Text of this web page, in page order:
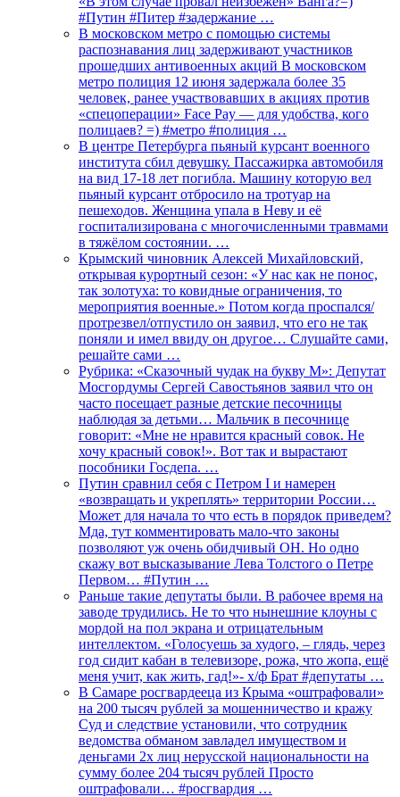
#Путин #Питер #задержание …
В московском метро с помощью системы
распознавания лиц задерживают участников
прошедших антивоенных акций В московском
метро полиция 12 июня задержала более 35
человек, ранее участвовавших в акциях против
«спецоперации» Face Pay — для удобства, кого
полицаев? =) #метро #полиция …
В центре Петербурга пьяный курсант военного
института сбил девушку. Пассажирка автомобиля
на вид 17-18 лет погибла. Машину которую вел
пьяный курсант отбросило на тротуар на
пешеходов. Женщина упала в Неву и её
госпитализирована с многочисленными травмами
в тяжёлом состоянии. …
Крымский чиновник Алексей Михайловский,
открывая курортный сезон: «У нас как не понос,
так золотуха: то ковидные ограничения, то
мероприятия военные.» Потом когда проспался/
протрезвел/отпустило он заявил, что его не так
поняли и имел ввиду он другое… Слушайте сами,
решайте сами …
Рубрика: «Сказочный чудак на букву М»: Депутат
Мосгордумы Сергей Савостьянов заявил что он
часто посещает разные детские песочницы
наблюдая за детьми… Мальчик в песочнице
говорит: «Мне не нравится красный совок. Не
хочу красный совок!». Вот так и вырастают
пособники Госдепа. …
Путин сравнил себя с Петром I и намерен
«возвращать и укреплять» территории России…
Может для начала то что есть в порядок приведем?
Мда, тут комментировать мало-что законы
позволяют уж очень обидчивый ОН. Но одно
скажу вот высказывание Лева Толстого о Петре
Первом… #Путин …
Раньше такие депутаты были. В рабочее время на
заводе трудились. Не то что нынешние клоуны с
мордой на пол экрана и отрицательным
интеллектом. «Голосуешь за худого, – глядь, через
год сидит кабан в телевизоре, рожа, что жопа, ещё
меня учит, как жить, гад!»- х/ф Брат #депутаты …
В Самаре росгвардееца из Крыма «оштрафовали»
на 200 тысяч рублей за мошенничество и кражу
Суд и следствие установили, что сотрудник
ведомства обманом завладел имуществом и
деньгами 2х лиц нерусской национальности на
сумму более 204 тысяч рублей Просто
оштрафовали… #росгвардия …